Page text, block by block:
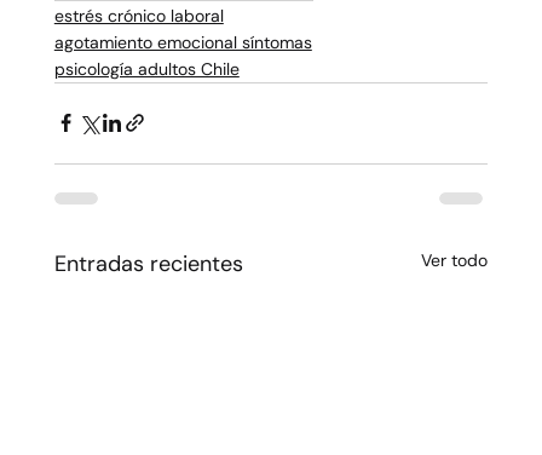
estrés crónico laboral
agotamiento emocional síntomas
psicología adultos Chile
Entradas recientes Ver todo